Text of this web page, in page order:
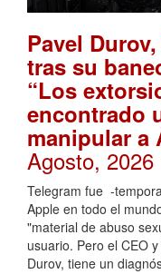
Pavel
tras su
“Los
encontrado
manipular a
Agosto, 2026
Telegram fue -
Apple en todo el
"material de abuso
usuario. Pero el CEO
Durov, tiene un